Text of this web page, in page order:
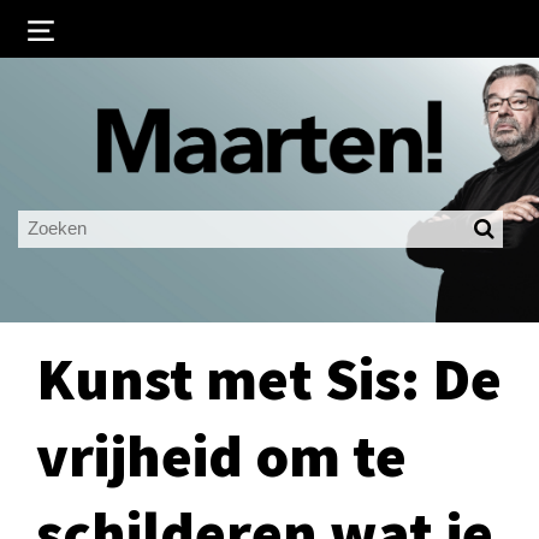
Ingelogd blijven
LOGIN
Kunst met Sis: De
vrijheid om te